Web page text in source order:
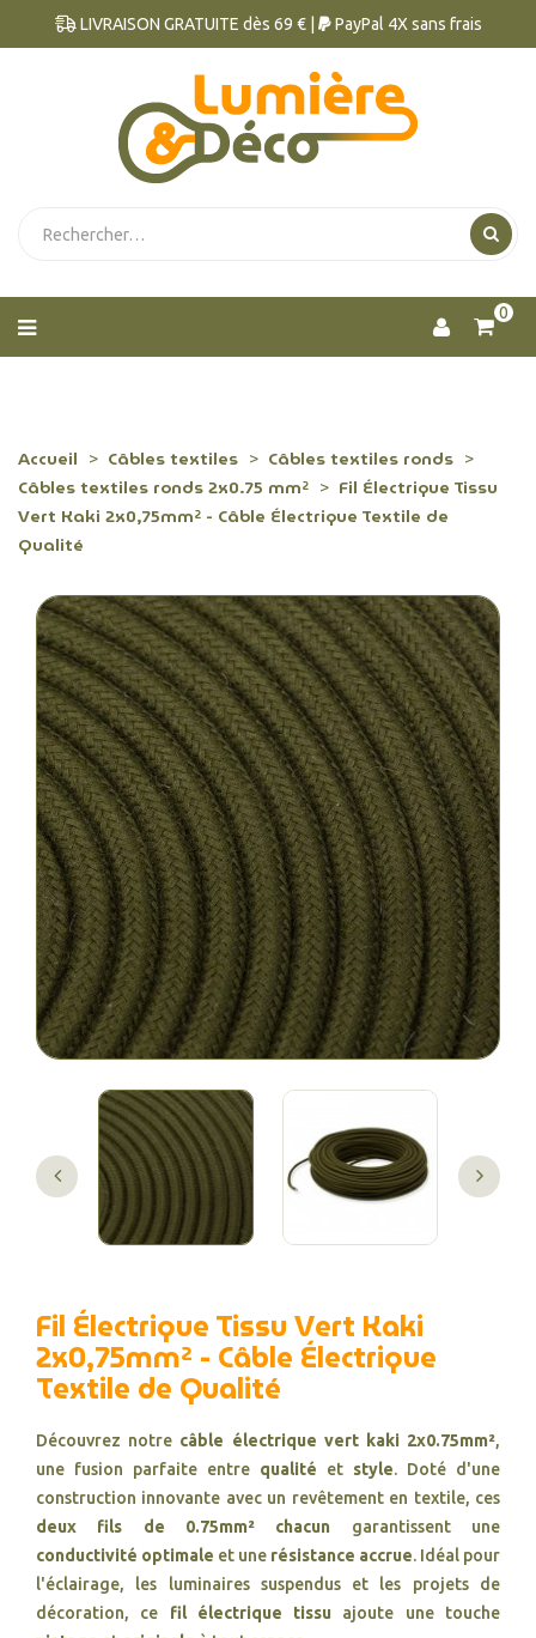
LIVRAISON GRATUITE dès 69 € | PayPal 4X sans frais
0
Accueil Câbles textiles
Câbles textiles ronds
Câbles textiles ronds 2x0.75 mm²
Fil Électrique Tissu
Vert Kaki 2x0,75mm² - Câble Électrique Textile de
Qualité
Fil Électrique Tissu Vert Kaki
2x0,75mm² - Câble Électrique
Textile de Qualité
Découvrez notre câble électrique vert kaki 2x0.75mm²,
une fusion parfaite entre qualité et style. Doté d'une
construction innovante avec un revêtement en textile, ces
deux fils de 0.75mm² chacun garantissent une
conductivité optimale et une résistance accrue. Idéal pour
l'éclairage, les luminaires suspendus et les projets de
décoration, ce fil électrique tissu ajoute une touche